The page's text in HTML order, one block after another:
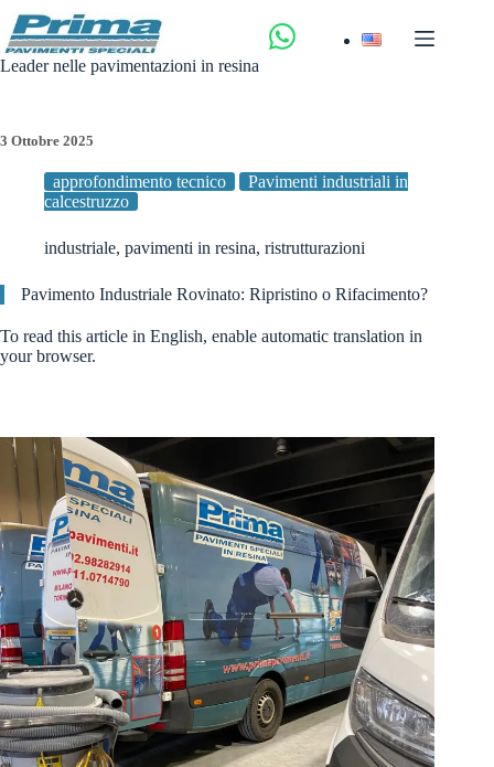
contenuto
Leader nelle pavimentazioni in resina
3 Ottobre 2025
approfondimento tecnico
Pavimenti industriali in
calcestruzzo
industriale, pavimenti in resina, ristrutturazioni
Pavimento Industriale Rovinato: Ripristino o Rifacimento?
To read this article in English, enable automatic translation in
your browser.